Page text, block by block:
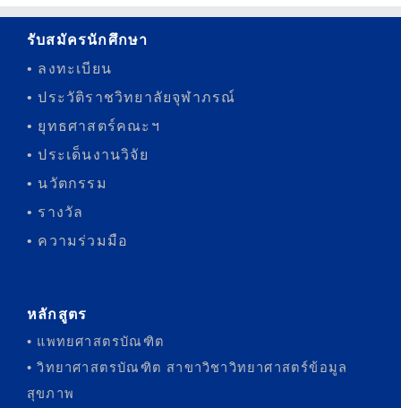
รับสมัครนักศึกษา
• ลงทะเบียน
• ประวัติราชวิทยาลัยจุฬาภรณ์
• ยุทธศาสตร์คณะฯ
• ประเด็นงานวิจัย
• นวัตกรรม
• รางวัล
• ความร่วมมือ
หลักสูตร
• แพทยศาสตรบัณฑิต
• วิทยาศาสตรบัณฑิต สาขาวิชาวิทยาศาสตร์ข้อมูล
สุขภาพ